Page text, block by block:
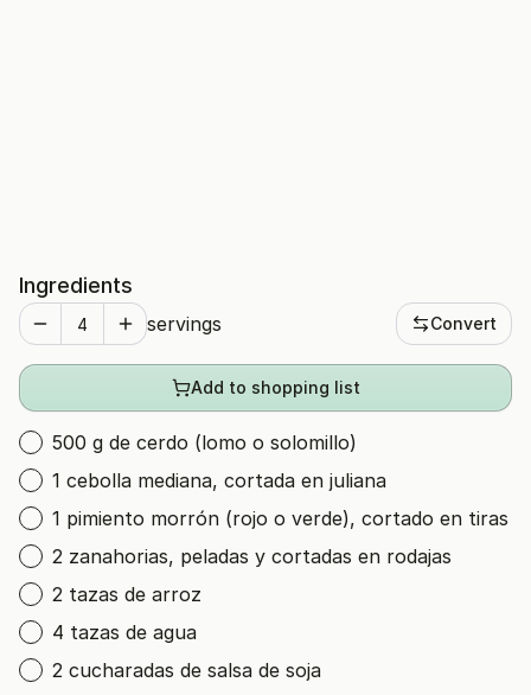
Ingredients
servings Convert
Add to shopping list
500 g de cerdo (lomo o solomillo)
1 cebolla mediana, cortada en juliana
1 pimiento morrón (rojo o verde), cortado en tiras
2 zanahorias, peladas y cortadas en rodajas
2 tazas de arroz
4 tazas de agua
2 cucharadas de salsa de soja